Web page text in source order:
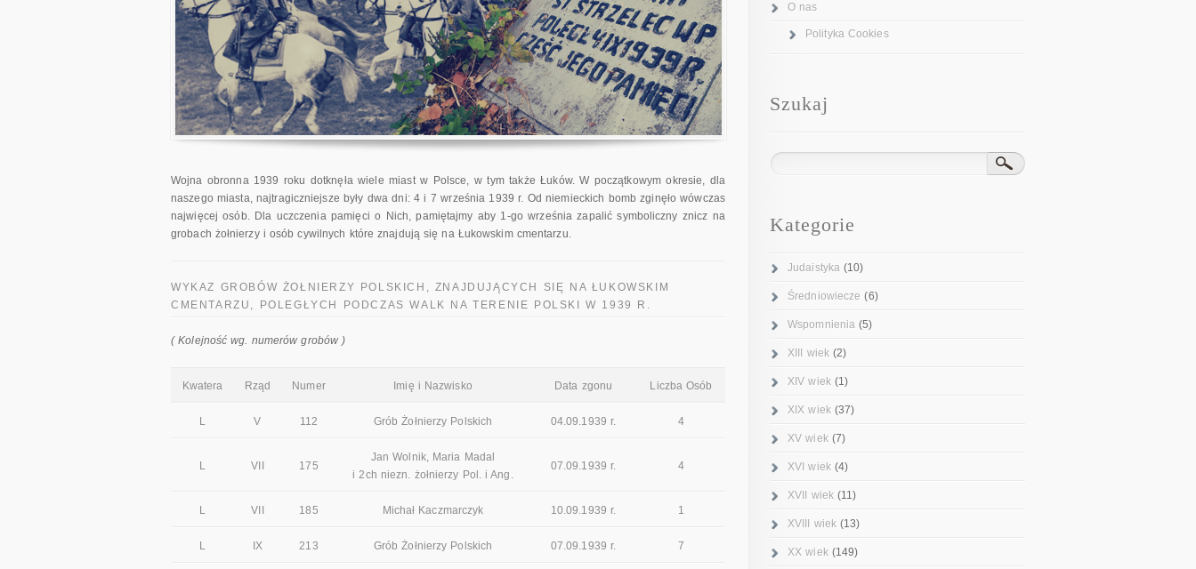
Wojna obronna 1939 roku dotknęła wiele miast w Polsce, w tym także Łuków. W początkowym okresie, dla
naszego miasta, najtragiczniejsze były dwa dni: 4 i 7 września 1939 r. Od niemieckich bomb zginęło wówczas
najwięcej osób. Dla uczczenia pamięci o Nich, pamiętajmy aby 1-go września zapalić symboliczny znicz na
grobach żołnierzy i osób cywilnych które znajdują się na Łukowskim cmentarzu.
WYKAZ GROBÓW ŻOŁNIERZY POLSKICH, ZNAJDUJĄCYCH SIĘ NA ŁUKOWSKIM
CMENTARZU, POLEGŁYCH PODCZAS WALK NA TERENIE POLSKI W 1939 R.
( Kolejność wg. numerów grobów )
Kwatera Rząd Numer Imię i Nazwisko Data zgonu Liczba Osób
L V 112 Grób Żołnierzy Polskich 04.09.1939 r. 4
L VII 175
Jan Wolnik, Maria Madal
i 2ch niezn. żołnierzy Pol. i Ang.
07.09.1939 r. 4
L VII 185 Michał Kaczmarczyk 10.09.1939 r. 1
L IX 213 Grób Żołnierzy Polskich 07.09.1939 r. 7
O nas
Polityka Cookies
Szukaj
Kategorie
Judaistyka (10)
Średniowiecze (6)
Wspomnienia (5)
XIII wiek(2)
XIV wiek(1)
XIX wiek(37)
XV wiek(7)
XVI wiek(4)
XVII wiek(11)
XVIII wiek (13)
XX wiek(149)